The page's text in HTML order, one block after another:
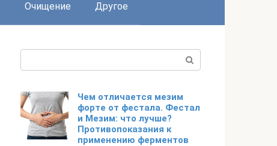
Очищение Другое
Чем отличается мезим
форте от фестала. Фестал
и Мезим: что лучше?
Противопоказания к
применению ферментов